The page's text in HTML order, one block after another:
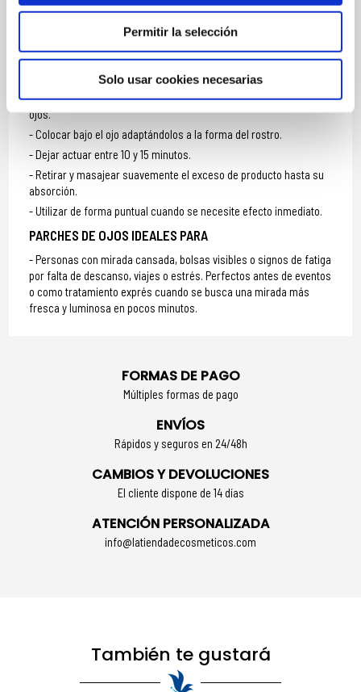
Permitir la selección
Solo usar cookies necesarias
MÁS INFORMACIÓN
MODO DE UTILIZACIÓN
Aplicar los parches sobre la piel limpia y seca del contorno de
ojos.
Colocar bajo el ojo adaptándolos a la forma del rostro.
Dejar actuar entre 10 y 15 minutos.
Retirar y masajear suavemente el exceso de producto hasta su
absorción.
Utilizar de forma puntual cuando se necesite efecto inmediato.
PARCHES DE OJOS IDEALES PARA
Personas con mirada cansada, bolsas visibles o signos de fatiga
por falta de descanso, viajes o estrés. Perfectos antes de eventos
o como tratamiento exprés cuando se busca una mirada más
fresca y luminosa en pocos minutos.
FORMAS DE PAGO
Múltiples formas de pago
ENVÍOS
Rápidos y seguros en 24/48h
CAMBIOS Y DEVOLUCIONES
El cliente dispone de 14 días
ATENCIÓN PERSONALIZADA
info@latiendadecosmeticos.com
También te gustará